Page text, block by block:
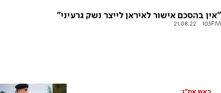
"אין בהסכם אישור לאיראן לייצר נשק גרעיני"
103FM
21.08.22